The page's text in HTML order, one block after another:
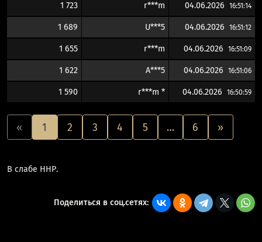
1 723 r***m 04.06.2026 16:51:14
1 689 U***5 04.06.2026 16:51:12
1 655 r***m 04.06.2026 16:51:09
1 622 A***5 04.06.2026 16:51:06
1 590 r***m * 04.06.2026 16:50:59
« 1 2 3 4 5 … 6 »
В слабе ННР.
Поделиться в соц.сетях: